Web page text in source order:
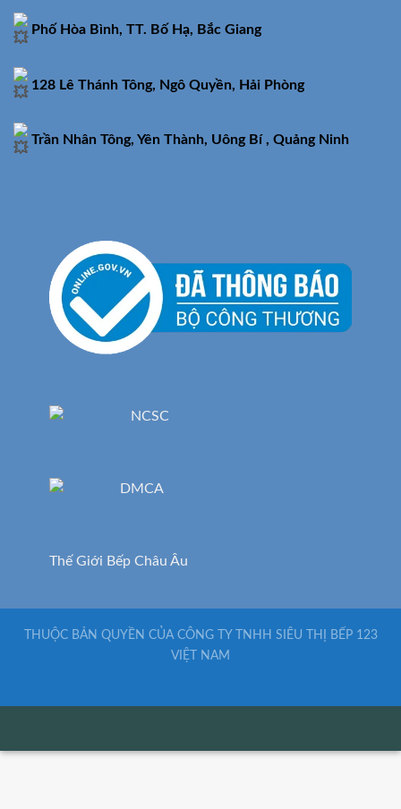
Phố Hòa Bình, TT. Bố Hạ, Bắc Giang
128 Lê Thánh Tông, Ngô Quyền, Hải Phòng
Trần Nhân Tông, Yên Thành, Uông Bí , Quảng Ninh
Thế Giới Bếp Châu Âu
THUỘC BẢN QUYỀN CỦA CÔNG TY TNHH SIÊU THỊ BẾP 123
VIỆT NAM